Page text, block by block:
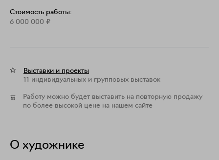
Стоимость работы:
6 000 000 ₽
Выставки и проекты
11 индивидуальных и групповых выставок
Работу можно будет выставить на повторную продажу
по более высокой цене на нашем сайте
О художнике